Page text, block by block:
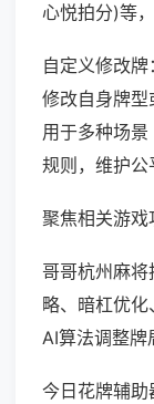
心悦拍分)等
自定义修改牌
修改自身牌型
用于多种场
规则，维护公
聚焦相关游戏
哥哥杭州麻
略、暗杠优
AI算法调整牌
今日花牌辅